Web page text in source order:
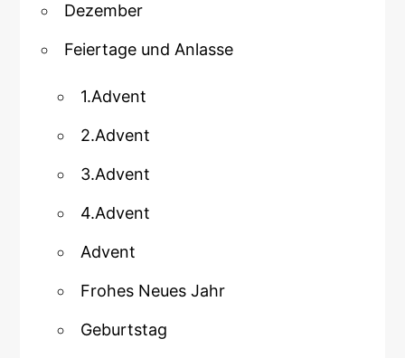
Dezember
Feiertage und Anlasse
1.Advent
2.Advent
3.Advent
4.Advent
Advent
Frohes Neues Jahr
Geburtstag